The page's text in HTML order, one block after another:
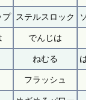
プ ステルスロック
でんじは
ねむる
フラッシュ